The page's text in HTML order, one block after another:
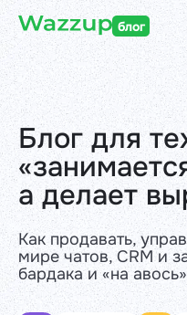
блог
Блог для
а делает
Как продавать,
мире чатов, CRM и
бардака и «на